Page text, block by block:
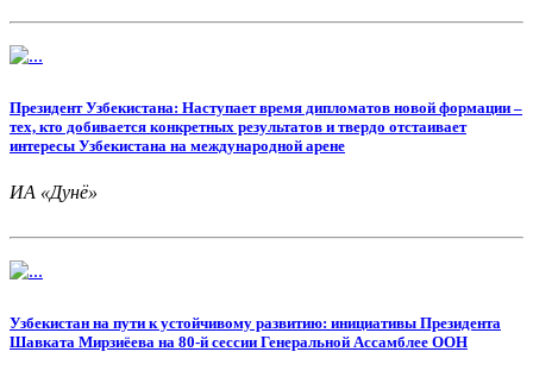
Президент Узбекистана: Наступает время дипломатов новой формации –
тех, кто добивается конкретных результатов и твердо отстаивает
интересы Узбекистана на международной арене
ИА «Дунё»
Узбекистан на пути к устойчивому развитию: инициативы Президента
Шавката Мирзиёева на 80-й сессии Генеральной Ассамблее ООН